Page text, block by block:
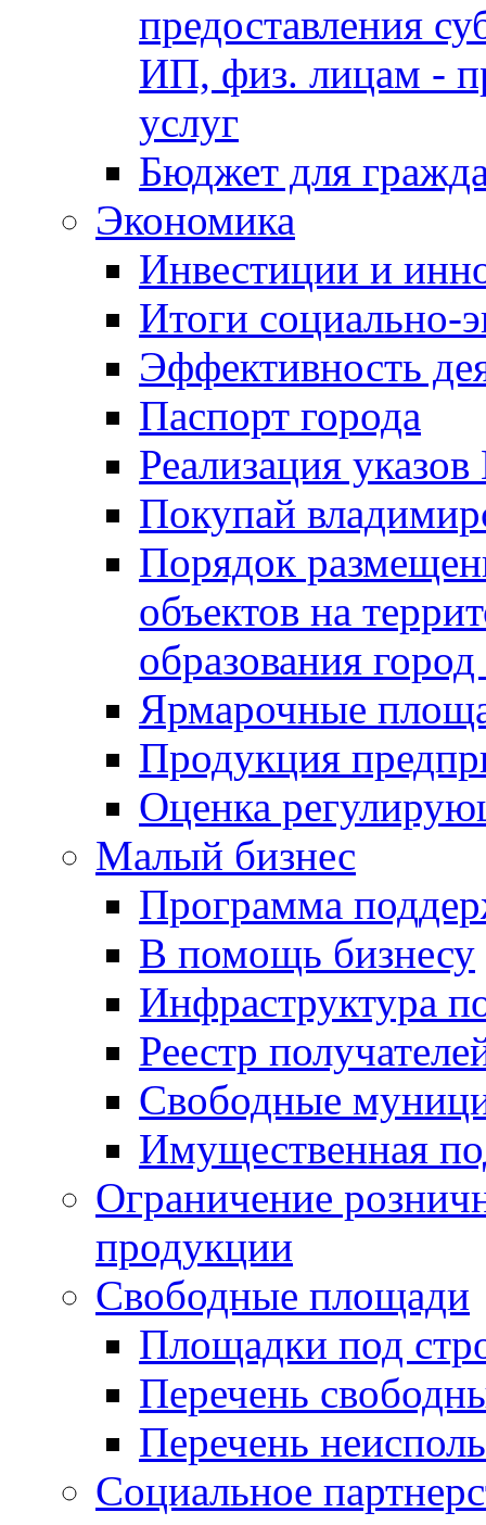
предоставления
ИП, физ. лицам -
услуг
Бюджет для
Экономика
Инвестиции и
Итоги социально-
Эффективность
Паспорт города
Реализация
Покупай
Порядок
объектов на
образования
Ярмарочные
Продукция
Оценка
Малый бизнес
Программа
В помощь бизнесу
Инфраструктура
Реестр
Свободные
Имущественная
Ограничение
продукции
Свободные площади
Площадки под
Перечень
Перечень
Социальное